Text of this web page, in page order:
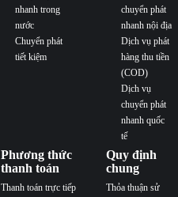
nhanh trong
nước
Chuyển phát
tiết kiệm
chuyển phát
nhanh nội địa
Dịch vụ phát
hàng thu tiền
(COD)
Dịch vụ
chuyển phát
nhanh quốc
tế
Phương thức
thanh toán
Thanh toán trực tiếp
Quy định
chung
Thỏa thuận sử